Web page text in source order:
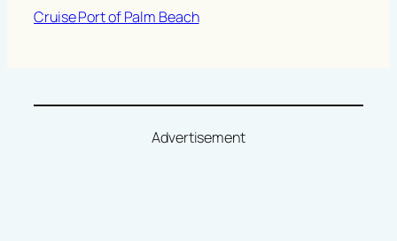
Cruise Port of Palm Beach
Advertisement